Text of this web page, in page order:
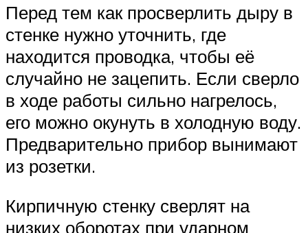
Перед тем как просверлить дыру в
стенке нужно уточнить, где
находится проводка, чтобы её
случайно не зацепить. Если сверло
в ходе работы сильно нагрелось,
его можно окунуть в холодную воду.
Предварительно прибор вынимают
из розетки.
Кирпичную стенку сверлят на
низких оборотах при ударном